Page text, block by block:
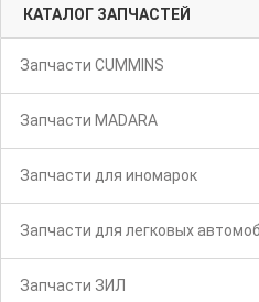
КАТАЛОГ ЗАПЧАСТЕЙ
Запчасти CUMMINS
Запчасти MADARA
Запчасти для иномарок
Запчасти для легковых
Запчасти ЗИЛ